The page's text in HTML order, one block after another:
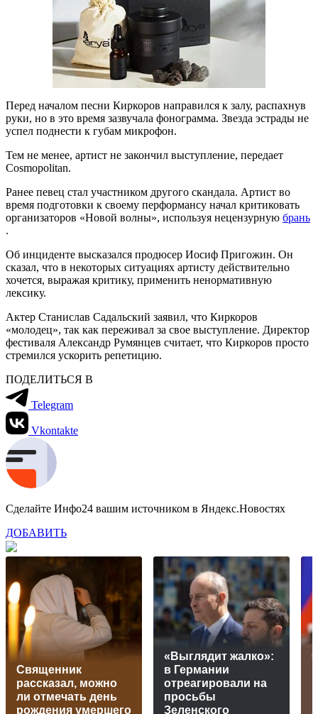
Перед началом песни Киркоров направился к залу, распахнув
руки, но в это время зазвучала фонограмма. Звезда эстрады не
успел поднести к губам микрофон.
Тем не менее, артист не закончил выступление, передает
Cosmopolitan.
Ранее певец стал участником другого скандала. Артист во
время подготовки к своему перформансу начал критиковать
организаторов «Новой волны», используя нецензурную брань
.
Об инциденте высказался продюсер Иосиф Пригожин. Он
сказал, что в некоторых ситуациях артисту действительно
хочется, выражая критику, применить ненормативную
лексику.
Актер Станислав Садальский заявил, что Киркоров
«молодец», так как переживал за свое выступление. Директор
фестиваля Александр Румянцев считает, что Киркоров просто
стремился ускорить репетицию.
ПОДЕЛИТЬСЯ В
Telegram
Vkontakte
Сделайте Инфо24 вашим источником в Яндекс.Новостях
ДОБАВИТЬ
Священник
рассказал, можно
ли отмечать день
рождения умершего
«Выглядит жалко»:
в Германии
отреагировали на
просьбы
Зеленского